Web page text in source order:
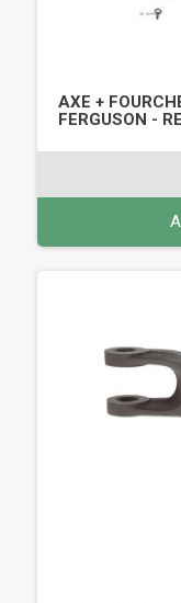
AXE +
FERGUSON -